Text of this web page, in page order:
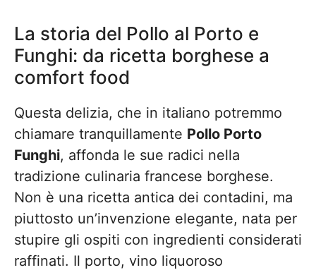
La storia del Pollo al Porto e
Funghi: da ricetta borghese a
comfort food
Questa delizia, che in italiano potremmo
chiamare tranquillamente Pollo Porto
Funghi, affonda le sue radici nella
tradizione culinaria francese borghese.
Non è una ricetta antica dei contadini, ma
piuttosto un’invenzione elegante, nata per
stupire gli ospiti con ingredienti considerati
raffinati. Il porto, vino liquoroso